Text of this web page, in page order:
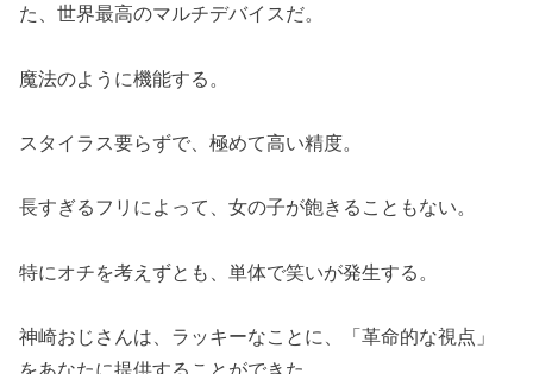
た、世界最高のマルチデバイスだ。
魔法のように機能する。
スタイラス要らずで、極めて高い精度。
長すぎるフリによって、女の子が飽きることもない。
特にオチを考えずとも、単体で笑いが発生する。
神崎おじさんは、ラッキーなことに、「革命的な視点」
をあなたに提供することができた。